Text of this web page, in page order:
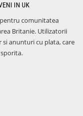
IN UK
comunitatea
Britanie. Utilizatorii
anunturi cu plata, care